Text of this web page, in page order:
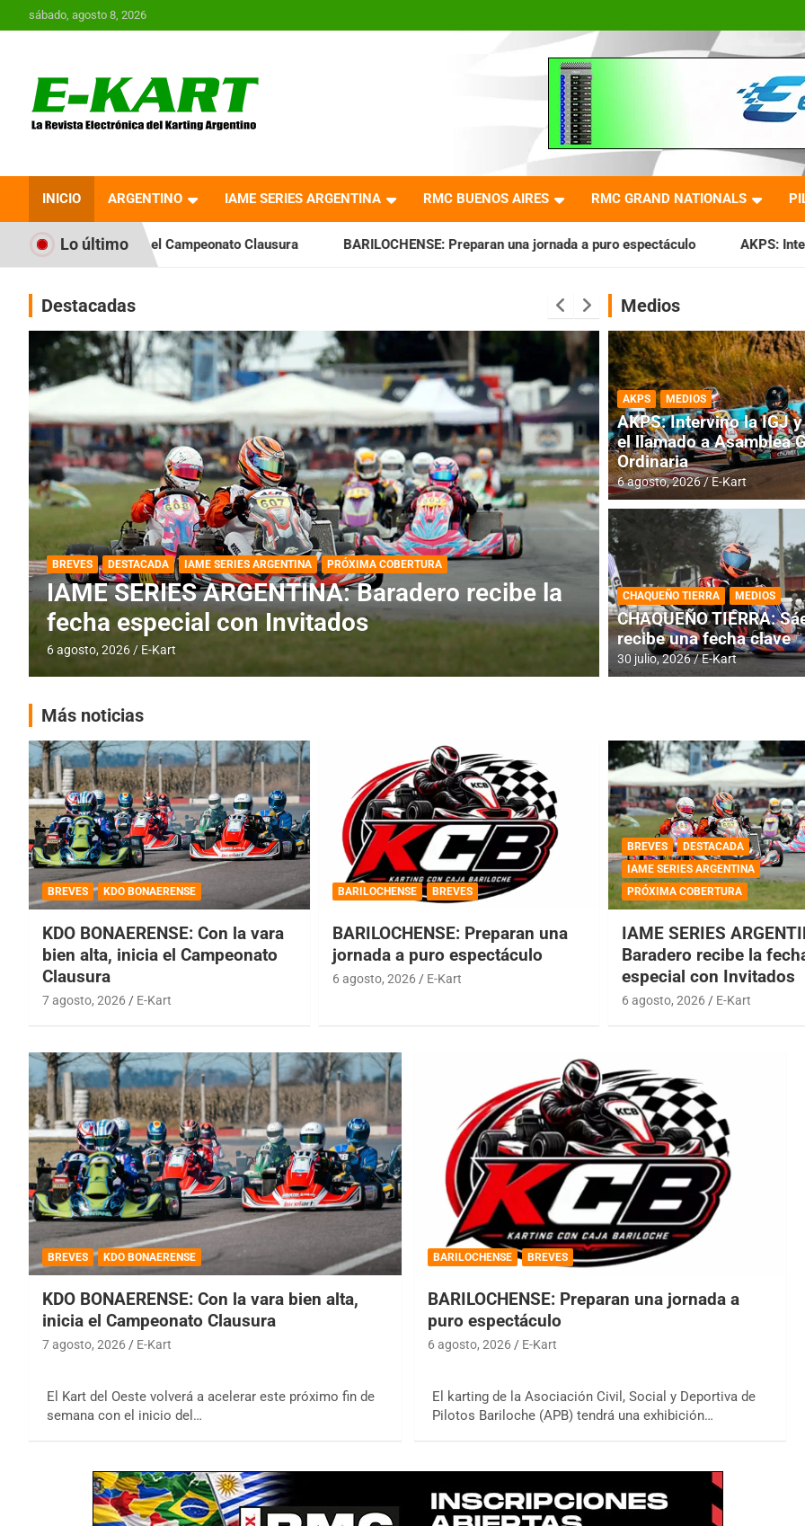
al
sábado, agosto 8, 2026
Revista Electrónica del
Karting en Argentina
INICIO ARGENTINO IAME SERIES ARGENTINA RMC BUENOS AIRES RMC GRAND NATIONALS
Lo último
el Campeonato Clausura BARILOCHENSE: Preparan una jornada a puro espectáculo AKPS: Intervino la IGJ y oficializó
Destacadas
DESTACADA IAME SERIES ARGENTINA
IAME SERIES ARGENTINA: Horarios para la
fecha con Invitados
4 agosto, 2026 E-Kart
DESTACADA INFORME CENTRAL
RMC BUENOS
histórica en
4 agosto, 2026 E-Kart
Medios
AKPS MEDIOS
AKPS: Intervino la IGJ
el llamado a Asamblea
Ordinaria
6 agosto, 2026 E-Kart
CHAQUEÑO TIERRA MEDIOS
CHAQUEÑO TIERRA:
recibe una fecha clave
30 julio, 2026 E-Kart
Más noticias
BREVES KDO BONAERENSE
KDO BONAERENSE: Con la vara
bien alta, inicia el Campeonato
Clausura
7 agosto, 2026 E-Kart
BARILOCHENSE BREVES
BARILOCHENSE: Preparan una
jornada a puro espectáculo
6 agosto, 2026 E-Kart
BREVES
DESTACADA
IAME SERIES ARGENTINA
PRÓXIMA COBERTURA
IAME SERIES
Baradero recibe la
especial con Invitados
6 agosto, 2026 E-Kart
BREVES KDO BONAERENSE
KDO BONAERENSE: Con la vara bien alta,
inicia el Campeonato Clausura
7 agosto, 2026 E-Kart
El Kart del Oeste volverá a acelerar este próximo fin de
semana con el inicio del…
BARILOCHENSE BREVES
BARILOCHENSE: Preparan una jornada a
puro espectáculo
6 agosto, 2026 E-Kart
El karting de la Asociación Civil, Social y Deportiva de
Pilotos Bariloche (APB) tendrá una exhibición…